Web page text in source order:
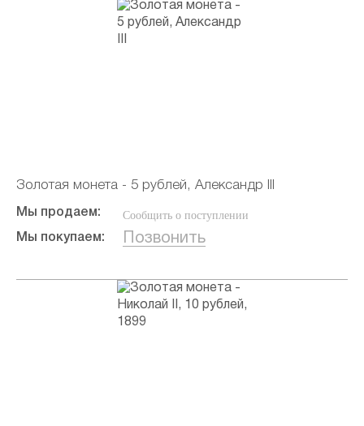
Золотая монета - 5 рублей, Александр III
Мы продаем: Сообщить о поступлении
Мы покупаем: Позвонить